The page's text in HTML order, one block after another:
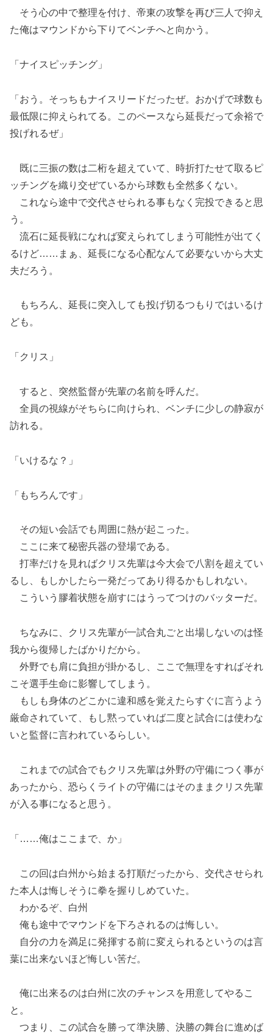
そう心の中で整理を付け、帝東の攻撃を再び三人で抑え
た俺はマウンドから下りてベンチへと向かう。
「ナイスピッチング」
「おう。そっちもナイスリードだったぜ。おかげで球数も
最低限に抑えられてる。このペースなら延長だって余裕で
投げれるぜ」
既に三振の数は二桁を超えていて、時折打たせて取るピ
ッチングを織り交ぜているから球数も全然多くない。
これなら途中で交代させられる事もなく完投できると思
う。
流石に延長戦になれば変えられてしまう可能性が出てく
るけど……まぁ、延長になる心配なんて必要ないから大丈
夫だろう。
もちろん、延長に突入しても投げ切るつもりではいるけ
ども。
「クリス」
すると、突然監督が先輩の名前を呼んだ。
全員の視線がそちらに向けられ、ベンチに少しの静寂が
訪れる。
「いけるな？」
「もちろんです」
その短い会話でも周囲に熱が起こった。
ここに来て秘密兵器の登場である。
打率だけを見ればクリス先輩は今大会で八割を超えてい
るし、もしかしたら一発だってあり得るかもしれない。
こういう膠着状態を崩すにはうってつけのバッターだ。
ちなみに、クリス先輩が一試合丸ごと出場しないのは怪
我から復帰したばかりだから。
外野でも肩に負担が掛かるし、ここで無理をすればそれ
こそ選手生命に影響してしまう。
もしも身体のどこかに違和感を覚えたらすぐに言うよう
厳命されていて、もし黙っていれば二度と試合には使わな
いと監督に言われているらしい。
これまでの試合でもクリス先輩は外野の守備につく事が
あったから、恐らくライトの守備にはそのままクリス先輩
が入る事になると思う。
「……俺はここまで、か」
この回は白州から始まる打順だったから、交代させられ
た本人は悔しそうに拳を握りしめていた。
わかるぞ、白州
俺も途中でマウンドを下ろされるのは悔しい。
自分の力を満足に発揮する前に変えられるというのは言
葉に出来ないほど悔しい筈だ。
俺に出来るのは白州に次のチャンスを用意してやるこ
と。
つまり、この試合を勝って準決勝、決勝の舞台に進めば